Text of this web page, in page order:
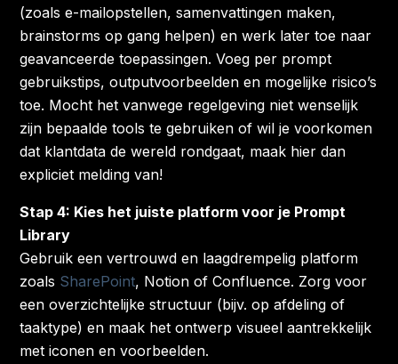
(zoals e-mailopstellen, samenvattingen maken,
brainstorms op gang helpen) en werk later toe naar
geavanceerde toepassingen. Voeg per prompt
gebruikstips, outputvoorbeelden en mogelijke risico’s
toe. Mocht het vanwege regelgeving niet wenselijk
zijn bepaalde tools te gebruiken of wil je voorkomen
dat klantdata de wereld rondgaat, maak hier dan
expliciet melding van!
Stap 4: Kies het juiste platform voor je Prompt
Library
Gebruik een vertrouwd en laagdrempelig platform
zoals SharePoint, Notion of Confluence. Zorg voor
een overzichtelijke structuur (bijv. op afdeling of
taaktype) en maak het ontwerp visueel aantrekkelijk
met iconen en voorbeelden.